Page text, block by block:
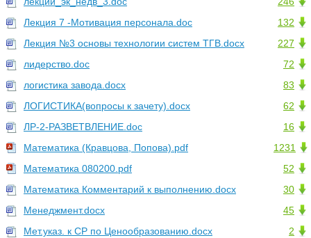
132
Лекция 7 -Мотивация персонала.doc
227
Лекция №3 основы технологии систем ТГВ.docx
72
лидерство.doc
83
логистика завода.docx
62
ЛОГИСТИКА(вопросы к зачету).docx
16
ЛР-2-РАЗВЕТВЛЕНИЕ.doc
1231
Математика (Кравцова, Попова).pdf
52
Математика 080200.pdf
30
Математика Комментарий к выполнению.docx
45
Менеджмент.docx
2
Мет.указ. к СР по Ценообразованию.docx